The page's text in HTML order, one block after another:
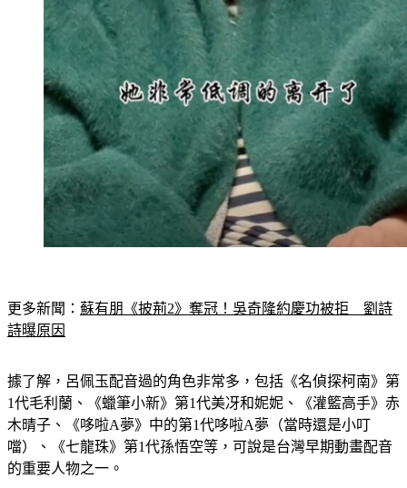
更多新聞：
據了解，呂佩玉配音過的角色非常多，包括《名偵探柯南》第
1代毛利蘭、《蠟筆小新》第1代美冴和妮妮、《灌籃高手》赤
木晴子、《哆啦A夢》中的第1代哆啦A夢（當時還是小叮
噹）、《七龍珠》第1代孫悟空等，可說是台灣早期動畫配音